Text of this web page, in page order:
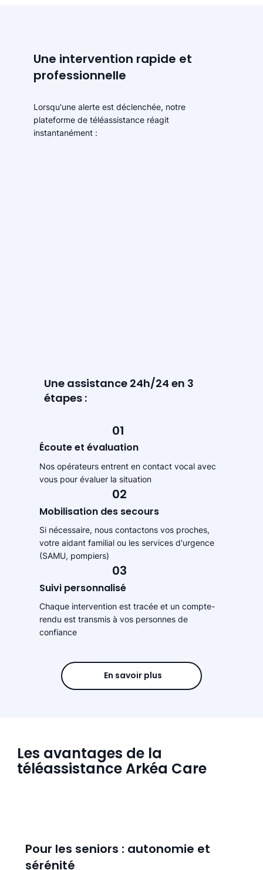
Les avantages de la
téléassistance Arkéa Care
Pour les seniors : autonomie et
sérénité
Une intervention rapide et
professionnelle
Lorsqu'une alerte est déclenchée, notre
plateforme de téléassistance réagit
instantanément :
Une assistance 24h/24 en 3
étapes :
01
Écoute et évaluation
Nos opérateurs entrent en contact vocal avec
vous pour évaluer la situation
02
Mobilisation des secours
Si nécessaire, nous contactons vos proches,
votre aidant familial ou les services d'urgence
(SAMU, pompiers)
03
Suivi personnalisé
Chaque intervention est tracée et un compte-
rendu est transmis à vos personnes de
confiance
En savoir plus